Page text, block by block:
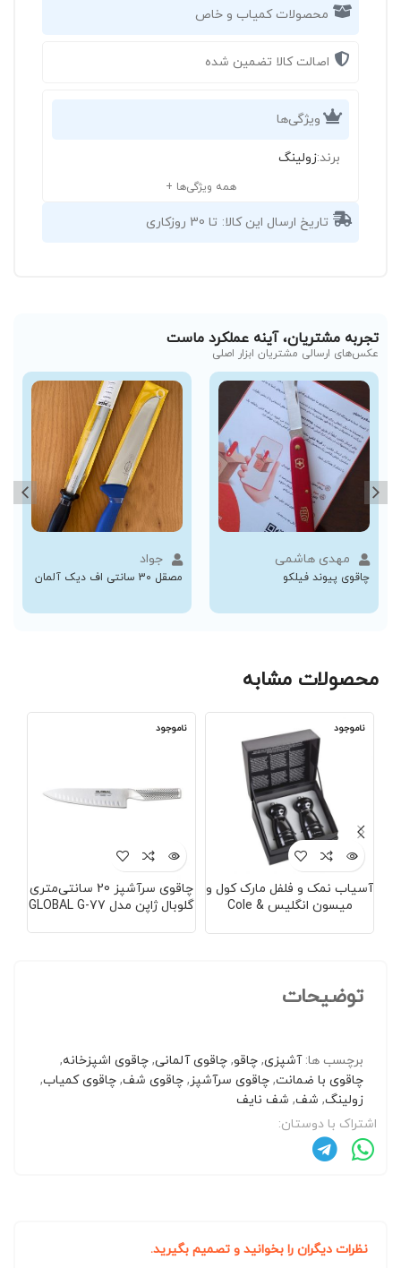
محصولات کمیاب و خاص
اصالت کالا تضمین شده
ویژگی‌ها
برند:زولینگ
همه ویژگی‌ها +
تاریخ ارسال این کالا: تا 30 روزکاری
تجربه مشتریان، آینه عملکرد ماست
عکس‌های ارسالی مشتریان ابزار اصلی
مهدی هاشمی
چاقوی پیوند فیلکو
جواد
مصقل 30 سانتی اف دیک آلمان
محصولات مشابه
ناموجود
آسیاب نمک و فلفل مارک کول و
میسون انگلیس Cole &
ناموجود
چاقوی سرآشپز 20 سانتی‌متری
گلوبال ژاپن مدل GLOBAL G-77
توضیحات
برچسب ها:آشپزی, چاقو, چاقوی آلمانی, چاقوی اشپزخانه,
چاقوی با ضمانت, چاقوی سرآشپز, چاقوی شف, چاقوی کمیاب,
زولینگ, شف, شف نایف
اشتراک با دوستان:
نظرات دیگران را بخوانید و تصمیم بگیرید.